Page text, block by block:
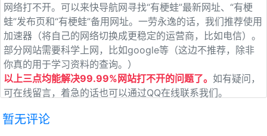
网络打不开。可以来快导航网寻找“有梗蛙”最新网址、“有梗
蛙”发布页和“有梗蛙”备用网址。一劳永逸的话，我们推荐使用
加速器（将自己的网络切换成更稳定的运营商，比如电信）。
部分网站需要科学上网，比如google等（这边不推荐，除非
你真的用于学习资料的查询。）
以上三点均能解决99.99%网站打不开的问题了。 如有疑问，
可在线留言，着急的话也可以通过QQ在线联系我们。
暂无评论